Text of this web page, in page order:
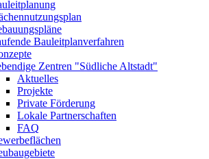
Bauleitplanverfahren
Zentren "Südliche Altstadt"
Aktuelles
Projekte
Private Förderung
Lokale Partnerschaften
FAQ